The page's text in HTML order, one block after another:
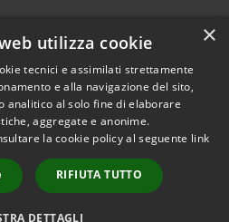
Copyright © 2026 • Comune di
Municipium•
Accesso
redazione
×
utilizza cookie
tecnici e assimilati strettamente
e alla navigazione del sito,
analitico al solo fine di elaborare
aggregate e anonime.
la cookie policy al seguente link
RIFIUTA TUTTO
DETTAGLI